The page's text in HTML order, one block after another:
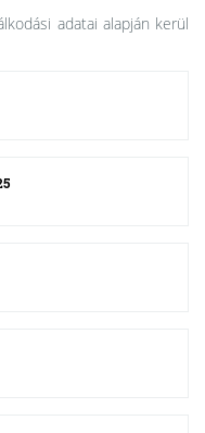
adatai alapján kerül